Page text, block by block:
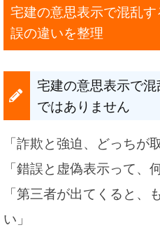
宅建の意思表示で混乱
誤の違いを整理
宅建の意思表示で
ではありません
「詐欺と強迫、どっちが
「錯誤と虚偽表示って、
「第三者が出てくると、
い」